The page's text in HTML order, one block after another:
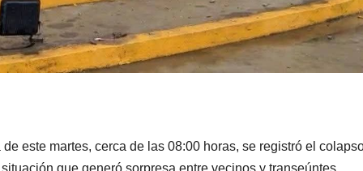
este martes, cerca de las 08:00 horas, se registró el
que generó sorpresa entre vecinos y transeúntes.